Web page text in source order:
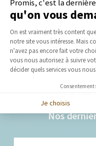
Nos
Promis, c'est la
qu'on vous
Plateforme de
On est vraiment très content
notre site vous intéresse. Mais
n'avez pas encore fait votre
vous nous autorisez à suivre
décider quels services vous
Je choisis